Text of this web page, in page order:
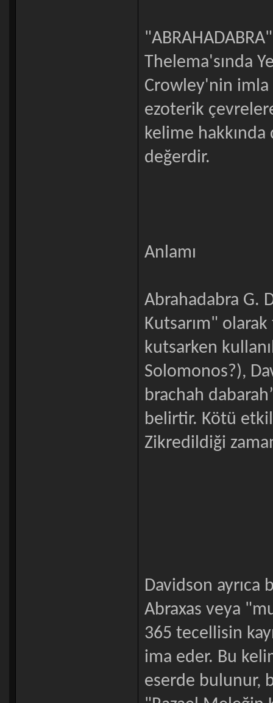
Thelema'sında
Crowley'nin imla
ezoterik
kelime
değerdir.
Anlamı
Abrahadabra G.
Kutsarım"
kutsarken
Solomonos?),
brachah
belirtir. Kötü
Zikredildiği
Davidson
Abraxas veya
365 tecellisin
ima eder. Bu
eserde bulunur,